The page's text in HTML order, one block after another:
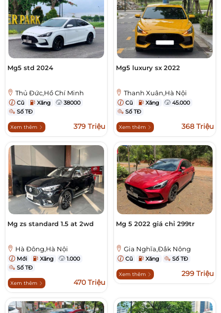
Mg5 std 2024
Thủ Đức,Hồ Chí Minh
Cũ Xăng
38000
Số TĐ
Xem thêm 379 Triệu
Mg5 luxury sx 2022
Thanh Xuân,Hà Nội
Cũ Xăng
45.000
Số TĐ
Xem thêm 368 Triệu
Mg zs standard 1.5 at 2wd
Hà Đông,Hà Nội
Mới Xăng
1.000
Số TĐ
Xem thêm 470 Triệu
Mg 5 2022 giá chỉ 299tr
Gia Nghĩa,Đắk Nông
Cũ Xăng Số TĐ
Xem thêm 299 Triệu